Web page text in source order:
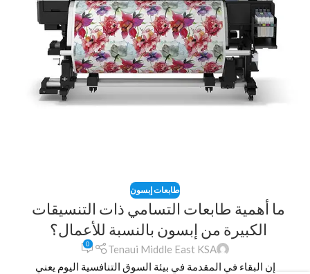
طابعات إبسون
ما أهمية طابعات التسامي ذات التنسيقات
الكبيرة من إبسون بالنسبة للأعمال؟
Tenaui Middle East KSA
0
إن البقاء في المقدمة في بيئة السوق التنافسية اليوم يعني